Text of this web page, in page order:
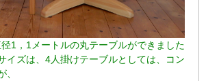
1，1メートルの丸テーブルができました
イズは、4人掛けテーブルとしては、コン
、